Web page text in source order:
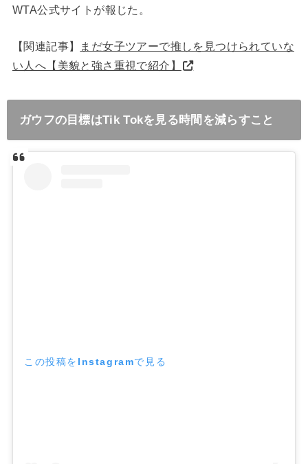
WTA公式サイトが報じた。
【関連記事】
まだ女子ツアーで推しを見つけられていな
い人へ【美貌と強さ重視で紹介】
ガウフの目標はTik Tokを見る時間を減らすこと
この投稿をInstagramで見る